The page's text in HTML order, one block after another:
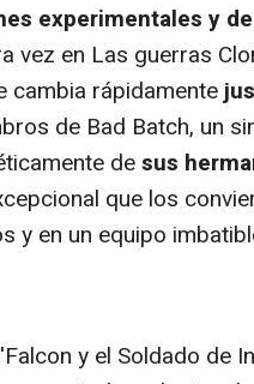
experimentales y
vez en Las guerras
cambia rápidamente
de Bad Batch, un
desus
que los
y en un equipo
y el Soldado de